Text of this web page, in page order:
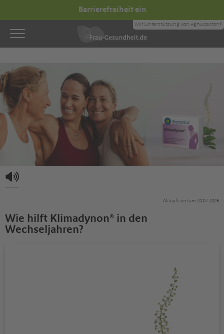
Barrierefreiheit ein
Mit Unterstützung von Agnucaston®
Aktualisiert am 20.07.2026
Wie hilft Klimadynon® in den
Wechseljahren?